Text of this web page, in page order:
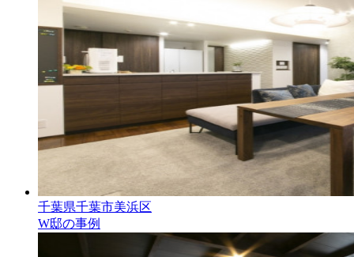
千葉県千葉市美浜区
W邸の事例